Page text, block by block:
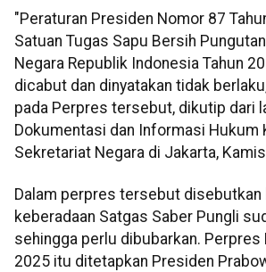
"Peraturan Presiden Nomor 87
Satuan Tugas Sapu Bersih
Negara Republik Indonesia Tahun
dicabut dan dinyatakan tidak
pada Perpres tersebut, dikutip dari
Dokumentasi dan Informasi Hukum
Sekretariat Negara di Jakarta, Kamis
Dalam perpres tersebut disebutkan
keberadaan Satgas Saber Pungli
sehingga perlu dibubarkan. Perpres
2025 itu ditetapkan Presiden